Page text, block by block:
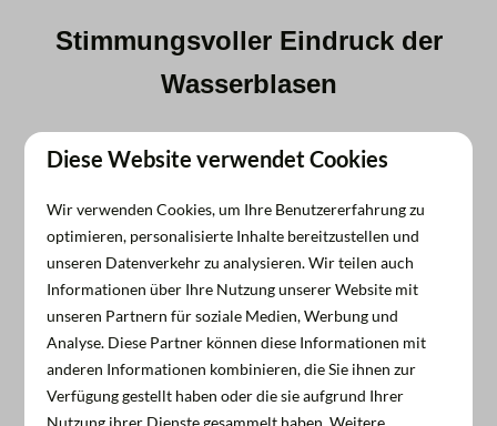
Stimmungsvoller Eindruck der
Wasserblasen
Zeig mehr ↓
Diese Website verwendet Cookies
Wir verwenden Cookies, um Ihre Benutzererfahrung zu
optimieren, personalisierte Inhalte bereitzustellen und
unseren Datenverkehr zu analysieren. Wir teilen auch
Informationen über Ihre Nutzung unserer Website mit
unseren Partnern für soziale Medien, Werbung und
Analyse. Diese Partner können diese Informationen mit
anderen Informationen kombinieren, die Sie ihnen zur
Verfügung gestellt haben oder die sie aufgrund Ihrer
Nutzung ihrer Dienste gesammelt haben. Weitere